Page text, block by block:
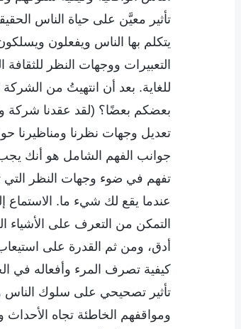
تأثير معيَّن على حياة الناس
يتكلم بها الناس ويفعلون
التعبيرات ووجهات النظر للثقافة
للغاية. بعد أن انتهيتُ من
بعضكم بعضًا؟ (لقد عقدنا شركة
تعديل وجهات نظرنا ومناظيرنا
جوانب الفهم الشامل هو أنك
تفهم في ضوء وجهات النظر التي
عندما يقع لك شيء ما.
التمكن من التعرف على الأشياء
أدق، ومن ثم القدرة على استيعاب
كيفية تصرف المرء وأفعاله في
تأثير تصحيحي على سلوك
ومواقفهم الخاطئة تجاه الأحداث